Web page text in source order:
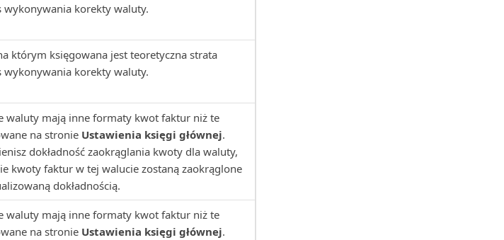
wykonywania korekty waluty.
którym księgowana jest teoretyczna strata
wykonywania korekty waluty.
waluty mają inne formaty kwot faktur niż te
na stronie Ustawienia księgi głównej.
dokładność zaokrąglania kwoty dla waluty,
kwoty faktur w tej walucie zostaną zaokrąglone
dokładnością.
waluty mają inne formaty kwot faktur niż te
na stronie Ustawienia księgi głównej.